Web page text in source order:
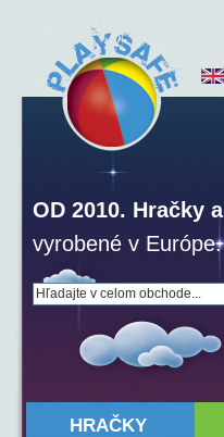
OD 2010. Hračky
vyrobené v Európe.
HRAČKY